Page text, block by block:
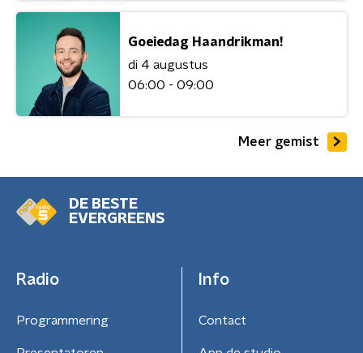
Goeiedag Haandrikman!
di 4 augustus
06:00 - 09:00
Meer gemist
DE BESTE
EVERGREENS
Radio
Programmering
Info
Contact